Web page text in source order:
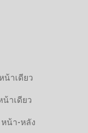
น้าเดียว
าเดียว
น้า-หลัง